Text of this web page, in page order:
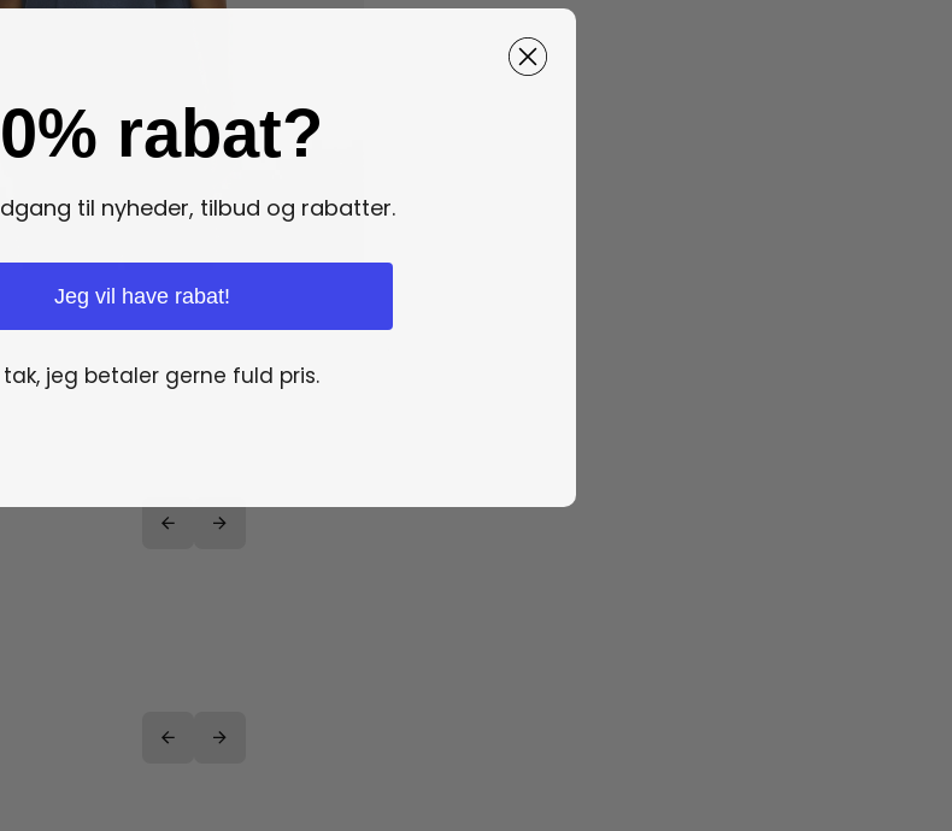
rabat?
til nyheder, tilbud og rabatter.
Jeg vil have rabat!
tak, jeg betaler gerne fuld pris.